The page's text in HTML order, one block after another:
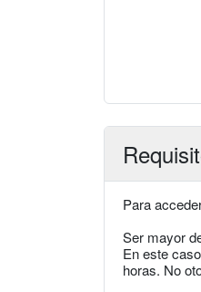
Para
Ser mayor
En este
horas. No